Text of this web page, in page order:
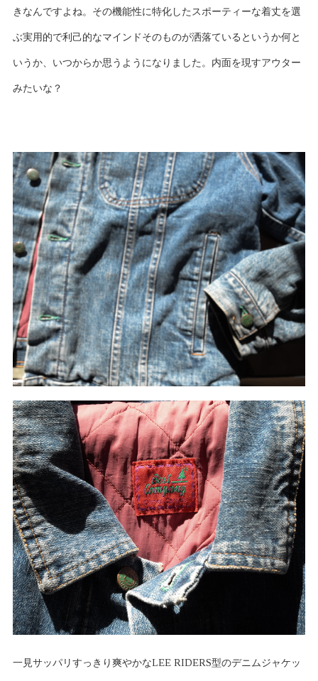
きなんですよね。その機能性に特化したスポーティーな着丈を選
ぶ実用的で利己的なマインドそのものが洒落ているというか何と
いうか、いつからか思うようになりました。内面を現すアウター
みたいな？
一見サッパリすっきり爽やかなLEE RIDERS型のデニムジャケッ